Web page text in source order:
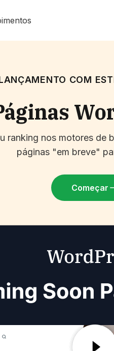
COM
ranking nos motores
páginas "em breve"
Começar